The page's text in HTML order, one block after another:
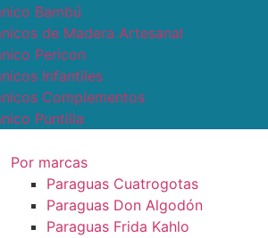
Bambú
de Madera Artesanal
Pericon
Infantiles
Complementos
Puntilla
Por marcas
Paraguas Cuatrogotas
Paraguas Don Algodón
Paraguas Frida Kahlo